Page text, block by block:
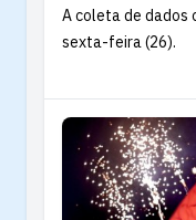
A coleta de dados
sexta-feira (26).